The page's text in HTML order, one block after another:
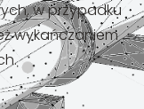
w przypadku
wykańczaniem